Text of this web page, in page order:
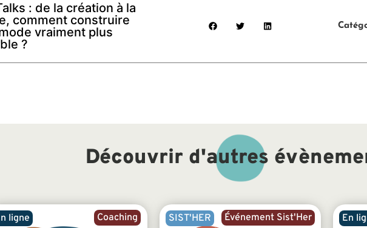
: de la création à la
comment construire
vraiment plus
?
Découvrir d'autres
Coaching
ligne Événement Sist'Her
SIST'HER En